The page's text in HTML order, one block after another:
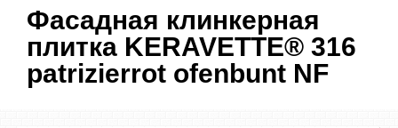
Фасадная клинкерная
плитка KERAVETTE® 316
patrizierrot ofenbunt NF